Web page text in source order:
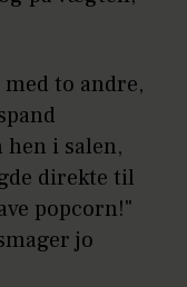
to andre,
hen i salen,
direkte til
popcorn!"
jo